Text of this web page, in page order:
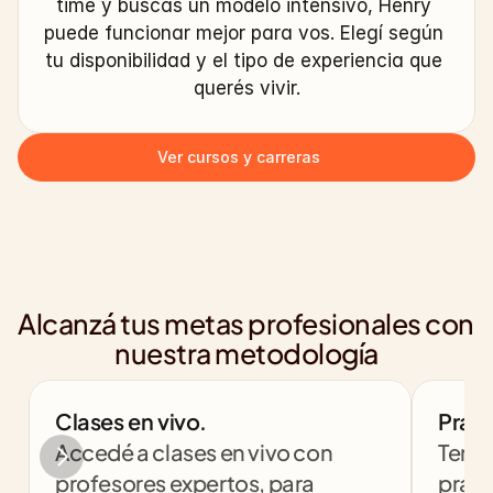
time y buscás un modelo intensivo, Henry
puede funcionar mejor para vos. Elegí según
tu disponibilidad y el tipo de experiencia que
querés vivir.
Ver cursos y carreras
Alcanzá tus metas profesionales con
nuestra metodología
Clases en vivo.
Accedé a clases en vivo con
profesores expertos, para